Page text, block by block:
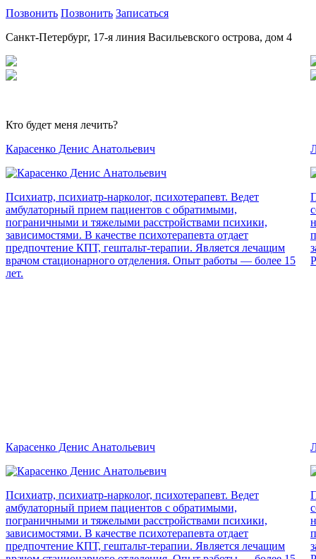
Позвонить Позвонить Записаться
Санкт-Петербург, 17-я линия Васильевского острова, дом 4
Кто будет меня лечить?
Карасенко Денис Анатольевич
Психиатр, психиатр-нарколог, психотерапевт. Ведет
амбулаторный прием пациентов с обратимыми,
пограничными и тяжелыми расстройствами психики,
зависимостями. В качестве психотерапевта отдает
предпочтение КПТ, гештальт-терапии. Является лечащим
врачом стационарного отделения. Опыт работы — более 15
лет.
Карасенко Денис Анатольевич
Психиатр, психиатр-нарколог, психотерапевт. Ведет
амбулаторный прием пациентов с обратимыми,
пограничными и тяжелыми расстройствами психики,
зависимостями. В качестве психотерапевта отдает
предпочтение КПТ, гештальт-терапии. Является лечащим